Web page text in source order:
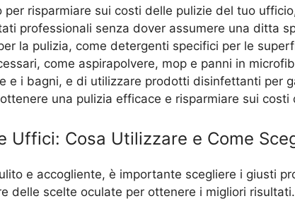
per risparmiare sui costi delle pulizie del tuo
professionali senza dover assumere una ditta
la pulizia, come detergenti specifici per le
come aspirapolvere, mop e panni in
e i bagni, e di utilizzare prodotti disinfettanti per
una pulizia efficace e risparmiare sui
Uffici: Cosa Utilizzare e Come
e accogliente, è importante scegliere i giusti
delle scelte oculate per ottenere i migliori